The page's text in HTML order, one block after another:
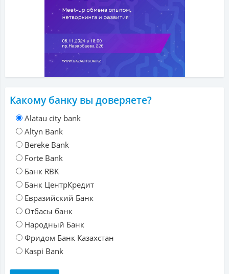
Какому банку вы доверяете?
Alatau city bank
Altyn Bank
Bereke Bank
Forte Bank
Банк RBK
Банк ЦентрКредит
Евразийский Банк
Отбасы банк
Народный Банк
Фридом Банк Казахстан
Kaspi Bank